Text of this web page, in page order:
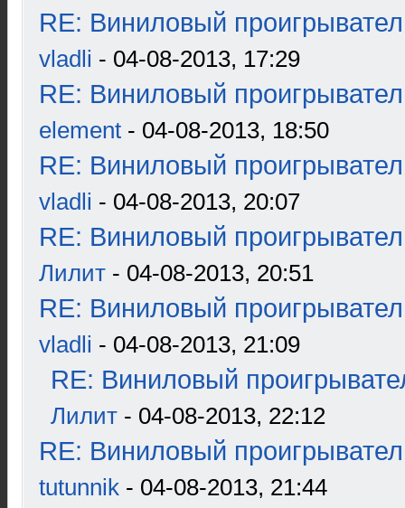
RE: Виниловый
vladli - 04-08-2013, 17:29
RE: Виниловый
element - 04-08-2013, 18:50
RE: Виниловый
vladli - 04-08-2013, 20:07
RE: Виниловый
Лилит - 04-08-2013, 20:51
RE: Виниловый
vladli - 04-08-2013, 21:09
RE: Виниловый
Лилит - 04-08-2013, 22:12
RE: Виниловый
tutunnik - 04-08-2013, 21:44